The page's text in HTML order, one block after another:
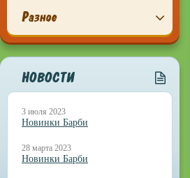
Разное
НОВОСТИ
3 июля 2023
Новинки Барби
28 марта 2023
Новинки Барби